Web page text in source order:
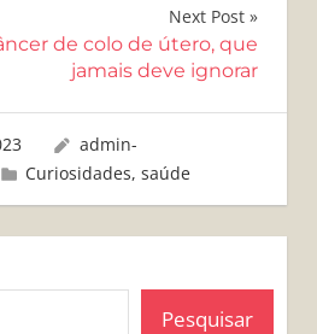
Next Post
de colo de útero, que
jamais deve ignorar
admin-
Curiosidades,saúde
Pesquisar